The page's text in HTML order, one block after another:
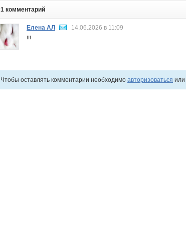
1 комментарий
Елена АЛ
14.06.2026 в 11:09
!!!
Чтобы оставлять комментарии необходимо авторизоваться или